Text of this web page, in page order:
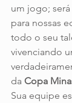
um jogo;
para nossas
todo o seu
vivenciando
da Copa
Sua equipe